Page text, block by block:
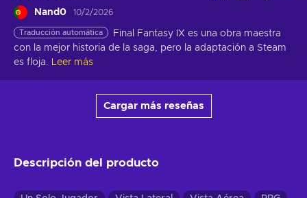
Nand0 10/2/2026
Traducción automática
Final Fantasy IX es una obra maestra
con la mejor historia de la saga, pero la adaptación a Steam
es floja.
Leer más
Cargar más reseñas
Descripción del producto